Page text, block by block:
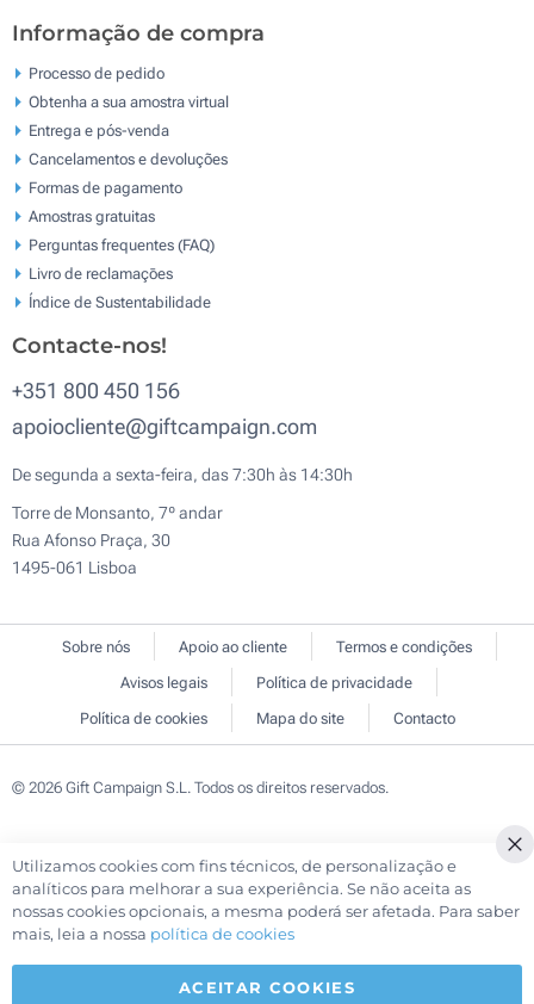
Informação de compra
Processo de pedido
Obtenha a sua amostra virtual
Entrega e pós-venda
Cancelamentos e devoluções
Formas de pagamento
Amostras gratuitas
Perguntas frequentes (FAQ)
Livro de reclamaçōes
Índice de Sustentabilidade
Contacte-nos!
+351 800 450 156
apoiocliente@giftcampaign.com
De segunda a sexta-feira, das 7:30h às 14:30h
Torre de Monsanto, 7º andar
Rua Afonso Praça, 30
1495-061 Lisboa
Sobre nós Apoio ao cliente
Termos e condições
Avisos legais
Política de privacidade
Política de cookies
Mapa do site Contacto
© 2026 Gift Campaign S.L. Todos os direitos reservados.
Utilizamos cookies com fins técnicos, de personalização e
analíticos para melhorar a sua experiência. Se não aceita as
nossas cookies opcionais, a mesma poderá ser afetada. Para saber
mais, leia a nossa política de cookies
ACEITAR COOKIES